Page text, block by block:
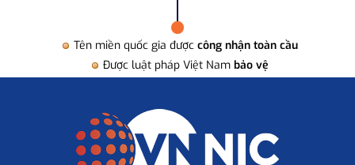
Tên miền quốc gia được công nhận toàn cầu
Được luật pháp Việt Nam bảo vệ